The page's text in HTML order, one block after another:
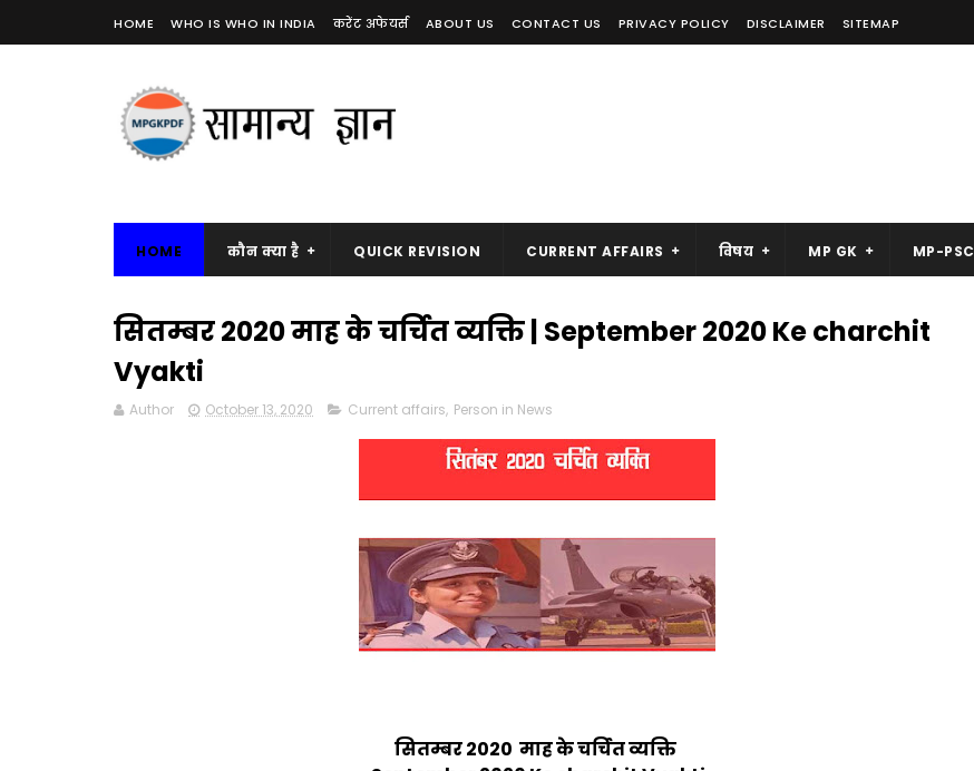
HOME WHO IS WHO IN INDIA करेंट अफेयर्स ABOUT US CONTACT US PRIVACY POLICY DISCLAIMER SITEMAP
HOME कौन क्या है QUICK REVISION CURRENT AFFAIRS विषय MP GK MP-PSC
सितम्बर 2020 माह के चर्चित व्यक्ति | September 2020 Ke charchit
Vyakti
Author October 13, 2020 Current affairs, Person in News
सितम्बर 2020 माह के चर्चित व्यक्ति